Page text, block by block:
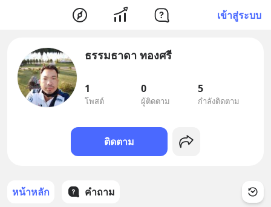
เข้าสู่ระบบ
ธรรมธาดา ทองศรี
1
โพสต์
0
ผู้ติดตาม
5
กำลังติดตาม
ติดตาม
หน้าหลัก คำถาม